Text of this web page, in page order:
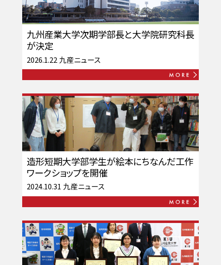
九州産業大学次期学部長と大学院研究科長
が決定
2026.1.22 九産ニュース
造形短期大学部学生が絵本にちなんだ工作
ワークショップを開催
2024.10.31 九産ニュース